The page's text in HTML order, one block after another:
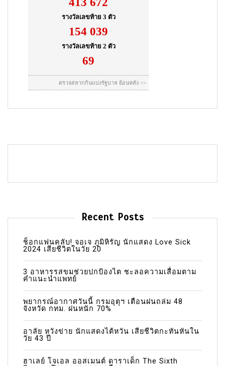
Recent Posts
ช็อกแฟนคลับ! จอเจ ภูมิหิรัญ นักแสดง Love Sick
2024 เสียชีวิตในวัย 20
3 อาหารรสขมช่วยปกป้องไต ชะลอความเสื่อมตาม
คำแนะนำแพทย์
พยากรณ์อากาศวันนี้ กรมอุตุฯ เตือนฝนถล่ม 48
จังหวัด กทม. ฝนหนัก 70%
อาลัย หวังข่าย นักแสดงไต้หวัน เสียชีวิตกะทันหันใน
วัย 43 ปี
ฮาเลย์ โจเอล ออสเมนต์ ดาราเด็ก The Sixth